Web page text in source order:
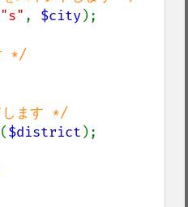
"s" , $city);
($district );